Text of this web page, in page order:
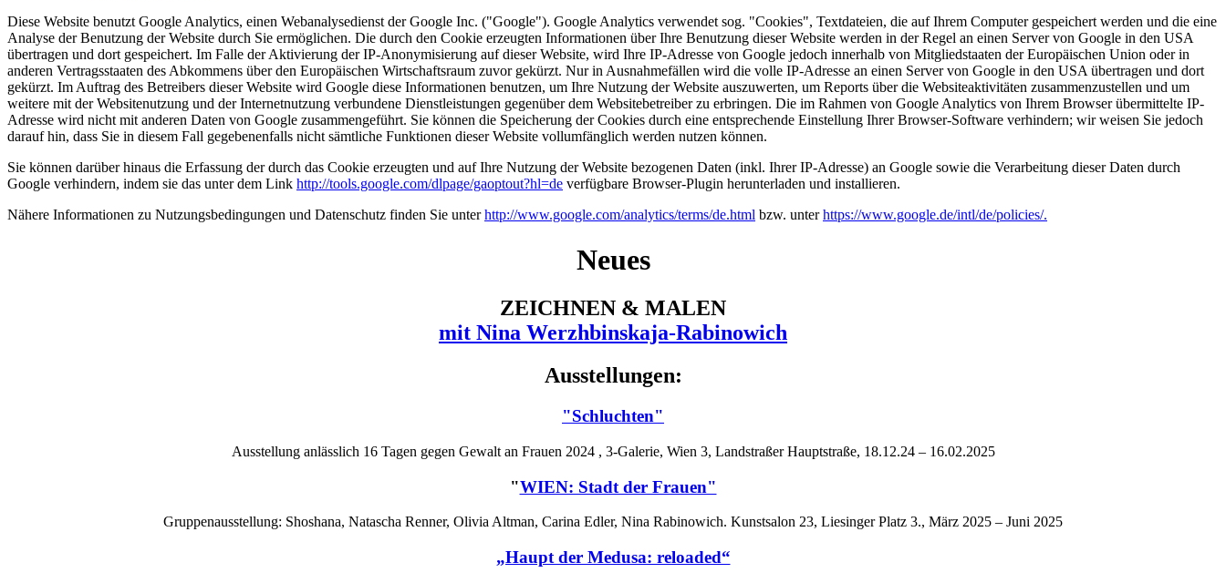
Diese Website benutzt Google Analytics, einen Webanalysedienst der Google Inc. ("Google"). Google Analytics verwendet sog. "Cookies", Textdateien, die auf Ihrem Computer gespeichert werden und die eine
Analyse der Benutzung der Website durch Sie ermöglichen. Die durch den Cookie erzeugten Informationen über Ihre Benutzung dieser Website werden in der Regel an einen Server von Google in den USA
übertragen und dort gespeichert. Im Falle der Aktivierung der IP-Anonymisierung auf dieser Website, wird Ihre IP-Adresse von Google jedoch innerhalb von Mitgliedstaaten der Europäischen Union oder in
anderen Vertragsstaaten des Abkommens über den Europäischen Wirtschaftsraum zuvor gekürzt. Nur in Ausnahmefällen wird die volle IP-Adresse an einen Server von Google in den USA übertragen und dort
gekürzt. Im Auftrag des Betreibers dieser Website wird Google diese Informationen benutzen, um Ihre Nutzung der Website auszuwerten, um Reports über die Websiteaktivitäten zusammenzustellen und um
weitere mit der Websitenutzung und der Internetnutzung verbundene Dienstleistungen gegenüber dem Websitebetreiber zu erbringen. Die im Rahmen von Google Analytics von Ihrem Browser übermittelte IP-
Adresse wird nicht mit anderen Daten von Google zusammengeführt. Sie können die Speicherung der Cookies durch eine entsprechende Einstellung Ihrer Browser-Software verhindern; wir weisen Sie jedoch
darauf hin, dass Sie in diesem Fall gegebenenfalls nicht sämtliche Funktionen dieser Website vollumfänglich werden nutzen können.
Sie können darüber hinaus die Erfassung der durch das Cookie erzeugten und auf Ihre Nutzung der Website bezogenen Daten (inkl. Ihrer IP-Adresse) an Google sowie die Verarbeitung dieser Daten durch
Google verhindern, indem sie das unter dem Link http://tools.google.com/dlpage/gaoptout?hl=de verfügbare Browser-Plugin herunterladen und installieren.
Nähere Informationen zu Nutzungsbedingungen und Datenschutz finden Sie unterhttp://www.google.com/analytics/terms/de.html bzw. unterhttps://www.google.de/intl/de/policies/.
Neues
ZEICHNEN & MALEN
mit Nina Werzhbinskaja‐Rabinowich
Ausstellungen:
"Schluchten"
Ausstellung anlässlich 16 Tagen gegen Gewalt an Frauen 2024 , 3-Galerie, Wien 3, Landstraßer Hauptstraße, 18.12.24 – 16.02.2025
"WIEN: Stadt der Frauen"
Gruppenausstellung: Shoshana, Natascha Renner, Olivia Altman, Carina Edler, Nina Rabinowich. Kunstsalon 23, Liesinger Platz 3., März 2025 – Juni 2025
„Haupt der Medusa: reloaded“